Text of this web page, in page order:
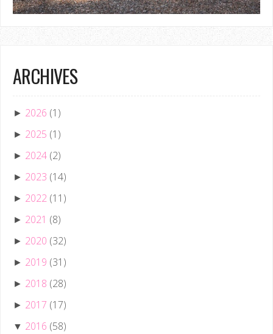
ARCHIVES
► 2026 (1)
► 2025 (1)
► 2024 (2)
► 2023 (14)
► 2022 (11)
► 2021 (8)
► 2020 (32)
► 2019 (31)
► 2018 (28)
► 2017 (17)
▼ 2016 (58)